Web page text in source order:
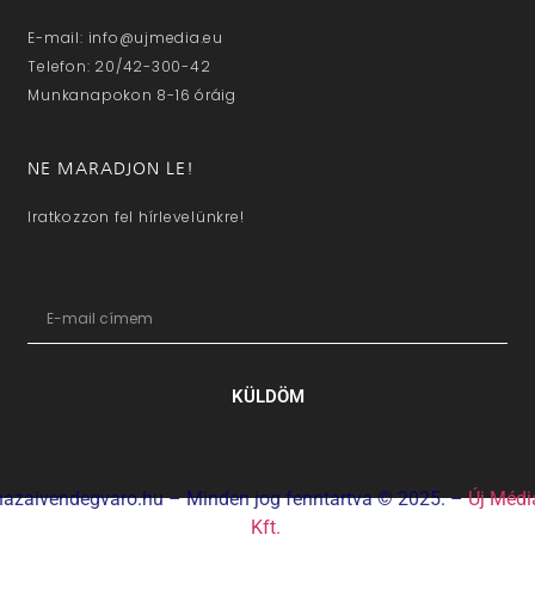
E-mail: info@ujmedia.eu
Telefon: 20/42-300-42
Munkanapokon 8-16 óráig
NE MARADJON LE!
Iratkozzon fel hírlevelünkre!
KÜLDÖM
– Minden jog fenntartva © 2025. –Új
Kft.